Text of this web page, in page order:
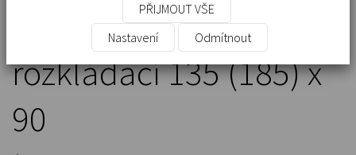
02x622 Stůl hranatý,
rozkládací 135 (185) x
90
PŘIJMOUT VŠE
Nastavení
Odmítnout